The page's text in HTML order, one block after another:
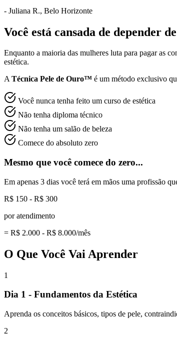
- Juliana R., Belo Horizonte
Você está cansada de depender
Enquanto a maioria das mulheres luta para pagar as
estética.
ATécnica Pele de Ouro™ é um método exclusivo
Você nunca tenha feito um curso de estética
Não tenha diploma técnico
Não tenha um salão de beleza
Comece do absoluto zero
Mesmo que você comece do zero...
Em apenas 3 dias você terá em mãos uma profissão
R$ 150 - R$ 300
por atendimento
= R$ 2.000 - R$ 8.000/mês
O Que Você Vai Aprender
1
Dia 1 - Fundamentos da Estética
Aprenda os conceitos básicos, tipos de pele,
2